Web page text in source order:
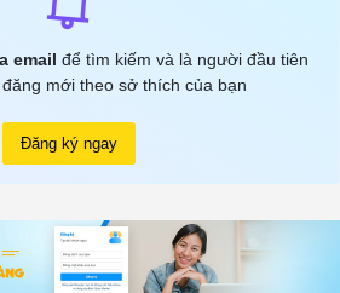
email để tìm kiếm và là người đầu tiên
mới theo sở thích của bạn
Đăng ký ngay